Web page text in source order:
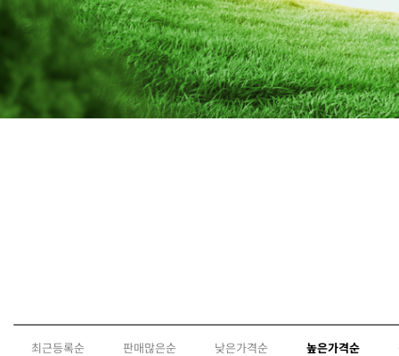
최근등록순 판매많은순 낮은가격순 높은가격순